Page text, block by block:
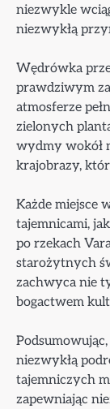
niezwykle
niezwykłą
Wędrówka
prawdziwym
atmosferze
zielonych
wydmy wokół
krajobrazy,
Każde miejsce
tajemnicami,
po rzekach
starożytnych
zachwyca nie
bogactwem
niezwykłą
tajemniczych
zapewniając